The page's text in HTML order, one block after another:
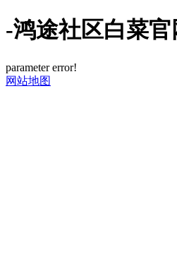
-鸿途社区白菜官
parameter error!
网站地图